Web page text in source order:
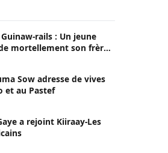
rails : Un jeune
mortellement son frère
Sow adresse de vives
et au Pastef
a rejoint Kiiraay-Les